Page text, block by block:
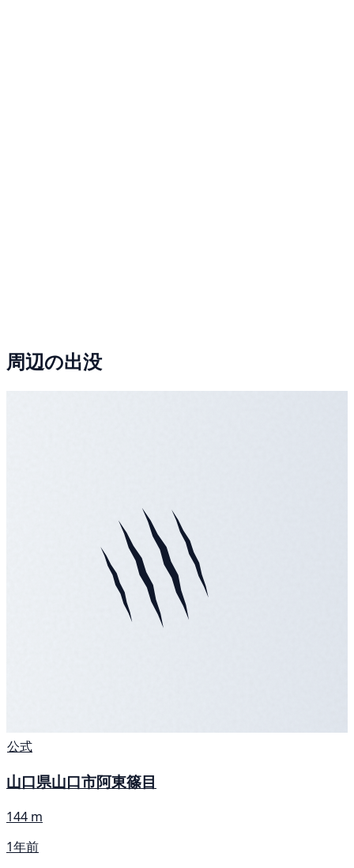
周辺の出没
公式
山口県山口市阿東篠目
144 m
1年前